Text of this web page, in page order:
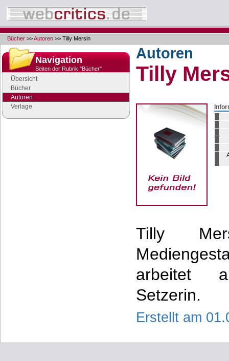
Bücher >>Autoren >> Tilly Mersin
Navigation
Seiten der Rubrik "Bücher"
Übersicht
Bücher
Autoren
Verlage
Autoren
Tilly
Tilly
arbeitet
Setzerin.
Erstellt am